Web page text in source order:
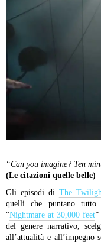
“Can you imagine? Ten
(Le citazioni quelle belle)
Gli episodi di The
quelli che puntano tutto
“Nightmare at 30,000 feet”
del genere narrativo,
all’attualità e all’impegno